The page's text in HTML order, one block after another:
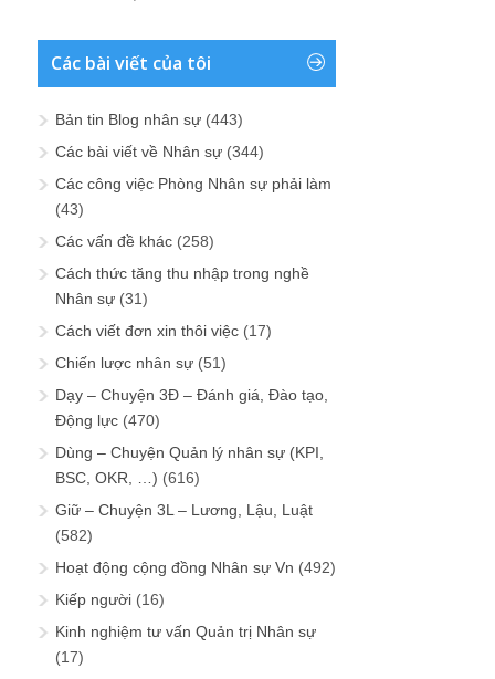
Các bài viết của tôi
Bản tin Blog nhân sự (443)
Các bài viết về Nhân sự (344)
Các công việc Phòng Nhân sự phải làm
(43)
Các vấn đề khác (258)
Cách thức tăng thu nhập trong nghề
Nhân sự (31)
Cách viết đơn xin thôi việc (17)
Chiến lược nhân sự (51)
Dạy – Chuyện 3Đ – Đánh giá, Đào tạo,
Động lực (470)
Dùng – Chuyện Quản lý nhân sự (KPI,
BSC, OKR, …) (616)
Giữ – Chuyện 3L – Lương, Lậu, Luật
(582)
Hoạt động cộng đồng Nhân sự Vn (492)
Kiếp người (16)
Kinh nghiệm tư vấn Quản trị Nhân sự
(17)